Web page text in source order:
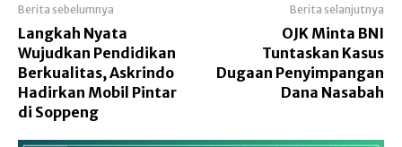
Berita sebelumnya
Langkah Nyata
Wujudkan Pendidikan
Berkualitas, Askrindo
Hadirkan Mobil Pintar
di Soppeng
Berita selanjutnya
OJK Minta BNI
Tuntaskan Kasus
Dugaan Penyimpangan
Dana Nasabah